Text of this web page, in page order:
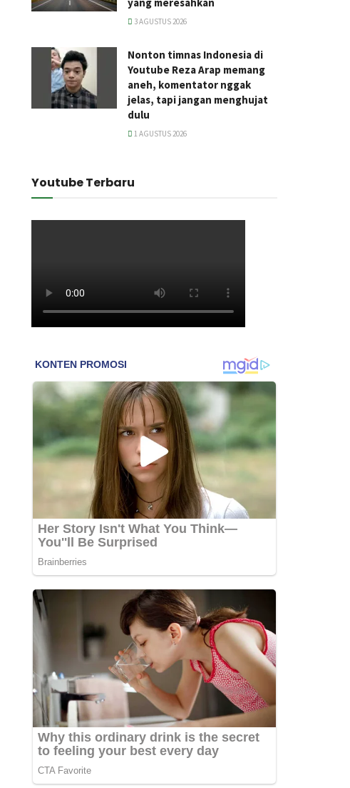
3 AGUSTUS 2026
Nonton timnas Indonesia di
Youtube Reza Arap memang
aneh, komentator nggak
jelas, tapi jangan menghujat
dulu
1 AGUSTUS 2026
Youtube Terbaru